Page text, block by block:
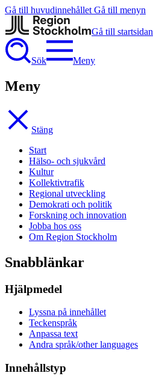
Gå till huvudinnehållet Gå till menyn
Gå till startsidan
Sök Meny
Meny
Stäng
Start
Hälso- och sjukvård
Kultur
Kollektivtrafik
Regional utveckling
Demokrati och politik
Forskning och innovation
Jobba hos oss
Om Region Stockholm
Snabblänkar
Hjälpmedel
Lyssna på innehållet
Teckenspråk
Anpassa text
Andra språk/other languages
Innehållstyp